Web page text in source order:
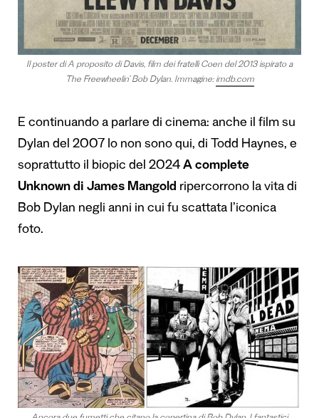
Il poster di A proposito di Davis, film dei fratelli Coen del 2013 ispirato a
The Freewheelin’ Bob Dylan. Immagine: imdb.com
E continuando a parlare di cinema: anche il film su
Dylan del 2007 Io non sono qui, di Todd Haynes, e
soprattutto il biopic del 2024 A complete
Unknown di James Mangold ripercorrono la vita di
Bob Dylan negli anni in cui fu scattata l’iconica
foto.